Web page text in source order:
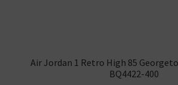
Air Jordan 1 Retro High 85
BQ4422-400